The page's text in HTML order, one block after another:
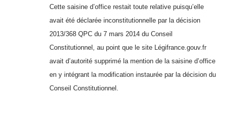
Cette saisine d’office restait toute relative puisqu’elle
avait été déclarée inconstitutionnelle par la décision
2013/368 QPC du 7 mars 2014 du Conseil
Constitutionnel, au point que le site Légifrance.gouv.fr
avait d’autorité supprimé la mention de la saisine d’office
en y intégrant la modification instaurée par la décision du
Conseil Constitutionnel.